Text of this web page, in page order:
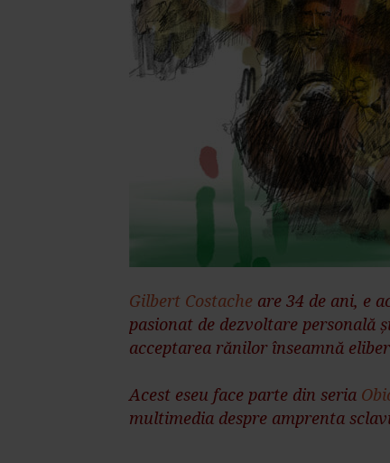
Gilbert Costache are 34 de ani, e
pasionat de dezvoltare personală
acceptarea rănilor înseamnă
Acest eseu face parte din seria
multimedia despre amprenta